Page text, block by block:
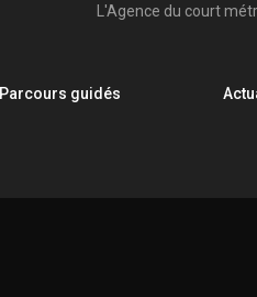
L'Agence du court
Parcours guidés